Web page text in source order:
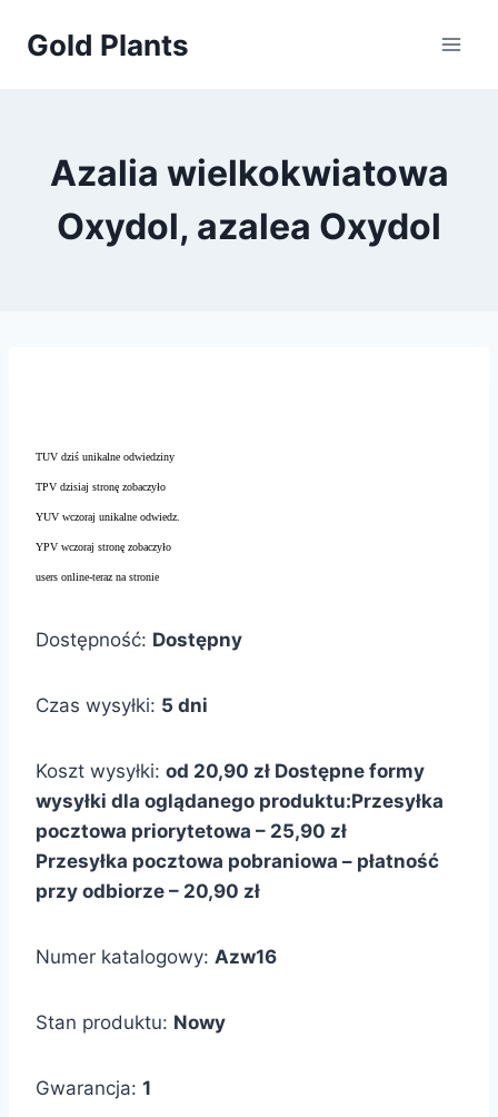
Gold Plants
Azalia wielkokwiatowa
Oxydol, azalea Oxydol
TUV dziś unikalne odwiedziny
TPV dzisiaj stronę zobaczyło
YUV wczoraj unikalne odwiedz.
YPV wczoraj stronę zobaczyło
users online-teraz na stronie
Dostępność: Dostępny
Czas wysyłki: 5 dni
Koszt wysyłki: od 20,90 zł Dostępne formy
wysyłki dla oglądanego produktu:Przesyłka
pocztowa priorytetowa – 25,90 zł
Przesyłka pocztowa pobraniowa – płatność
przy odbiorze – 20,90 zł
Numer katalogowy: Azw16
Stan produktu: Nowy
Gwarancja: 1